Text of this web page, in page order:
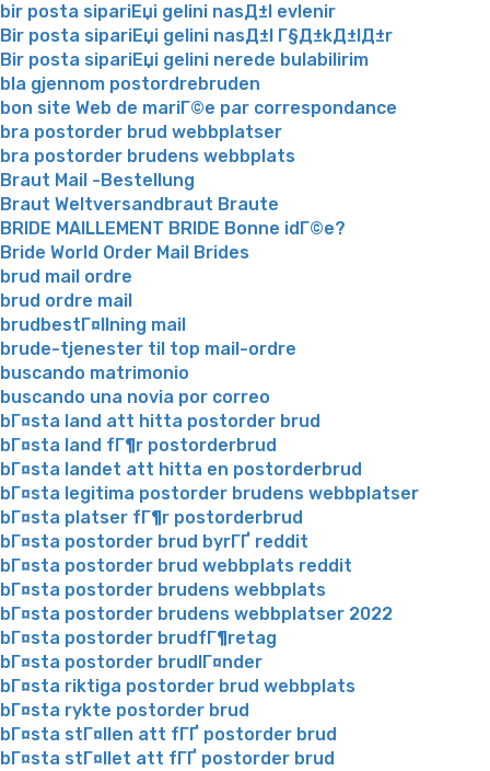
bir posta sipariЕџi gelini nasД±l evlenir
Bir posta sipariЕџi gelini nasД±l Г§Д±kД±lД±r
Bir posta sipariЕџi gelini nerede bulabilirim
bla gjennom postordrebruden
bon site Web de mariГ©e par correspondance
bra postorder brud webbplatser
bra postorder brudens webbplats
Braut Mail -Bestellung
Braut Weltversandbraut Braute
BRIDE MAILLEMENT BRIDE Bonne idГ©e?
Bride World Order Mail Brides
brud mail ordre
brud ordre mail
brudbestГ¤llning mail
brude-tjenester til top mail-ordre
buscando matrimonio
buscando una novia por correo
bГ¤sta land att hitta postorder brud
bГ¤sta land fГ¶r postorderbrud
bГ¤sta landet att hitta en postorderbrud
bГ¤sta legitima postorder brudens webbplatser
bГ¤sta platser fГ¶r postorderbrud
bГ¤sta postorder brud byrГҐ reddit
bГ¤sta postorder brud webbplats reddit
bГ¤sta postorder brudens webbplats
bГ¤sta postorder brudens webbplatser 2022
bГ¤sta postorder brudfГ¶retag
bГ¤sta postorder brudlГ¤nder
bГ¤sta riktiga postorder brud webbplats
bГ¤sta rykte postorder brud
bГ¤sta stГ¤llen att fГҐ postorder brud
bГ¤sta stГ¤llet att fГҐ postorder brud